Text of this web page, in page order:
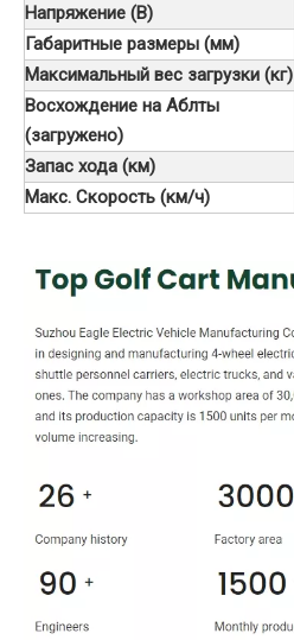
Напряжение (В)
Габаритные размеры (мм)
Максимальный вес загрузки (кг)
Восхождение на Аблты
(загружено)
Запас хода (км)
Макс. Скорость (км/ч)